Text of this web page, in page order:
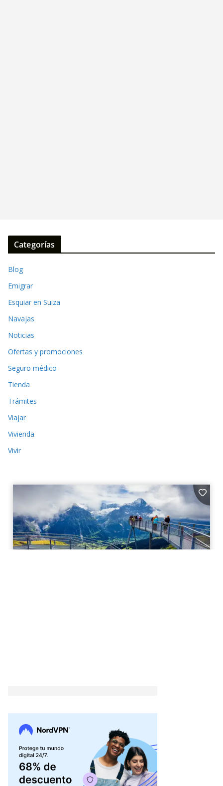
Categorías
Blog
Emigrar
Esquiar en Suiza
Navajas
Noticias
Ofertas y promociones
Seguro médico
Tienda
Trámites
Viajar
Vivienda
Vivir